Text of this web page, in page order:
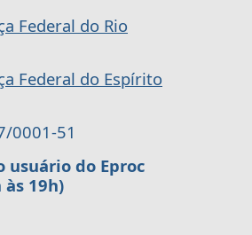
Federal do Rio
Federal do Espírito
0001-51
do Eproc
19h)